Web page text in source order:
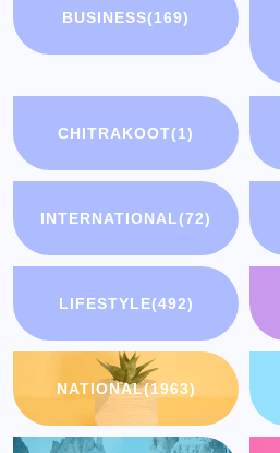
BUSINESS(169)
CHITRAKOOT(1)
INTERNATIONAL(72)
LIFESTYLE(492)
NATIONAL(1963)